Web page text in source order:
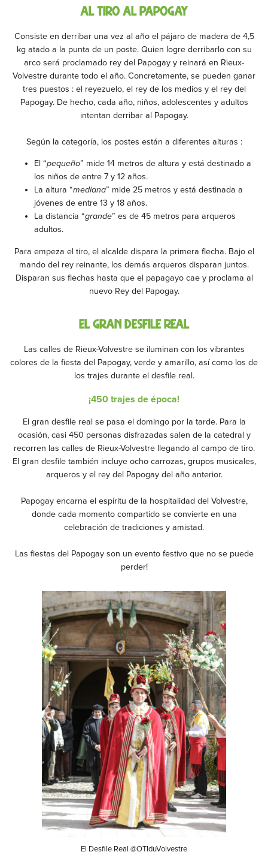
Al tiro al Papogay
Consiste en derribar una vez al año el pájaro de madera de 4,5
kg atado a la punta de un poste. Quien logre derribarlo con su
arco será proclamado rey del Papogay y reinará en Rieux-
Volvestre durante todo el año. Concretamente, se pueden ganar
tres puestos : el reyezuelo, el rey de los medios y el rey del
Papogay. De hecho, cada año, niños, adolescentes y adultos
intentan derribar al Papogay.
Según la categoría, los postes están a diferentes alturas :
El “pequeño” mide 14 metros de altura y está destinado a
los niños de entre 7 y 12 años.
La altura “mediana” mide 25 metros y está destinada a
jóvenes de entre 13 y 18 años.
La distancia “grande” es de 45 metros para arqueros
adultos.
Para empeza el tiro, el alcalde dispara la primera flecha. Bajo el
mando del rey reinante, los demás arqueros disparan juntos.
Disparan sus flechas hasta que el papagayo cae y proclama al
nuevo Rey del Papogay.
El gran desfile real
Las calles de Rieux-Volvestre se iluminan con los vibrantes
colores de la fiesta del Papogay, verde y amarillo, así como los de
los trajes durante el desfile real.
¡450 trajes de época!
El gran desfile real se pasa el domingo por la tarde. Para la
ocasión, casi 450 personas disfrazadas salen de la catedral y
recorren las calles de Rieux-Volvestre llegando al campo de tiro.
El gran desfile también incluye ocho carrozas, grupos musicales,
arqueros y el rey del Papogay del año anterior.
Papogay encarna el espíritu de la hospitalidad del Volvestre,
donde cada momento compartido se convierte en una
celebración de tradiciones y amistad.
Las fiestas del Papogay son un evento festivo que no se puede
perder!
El Desfile Real @OTIduVolvestre